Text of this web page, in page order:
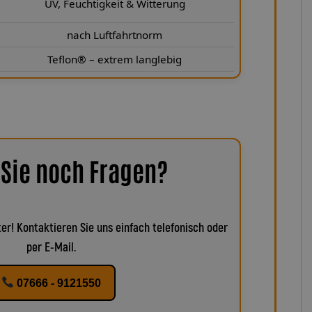
UV, Feuchtigkeit & Witterung
nach Luftfahrtnorm
Teflon® – extrem langlebig
noch Fragen?
Kontaktieren Sie uns einfach telefonisch oder
per E-Mail.
07666 - 9121550